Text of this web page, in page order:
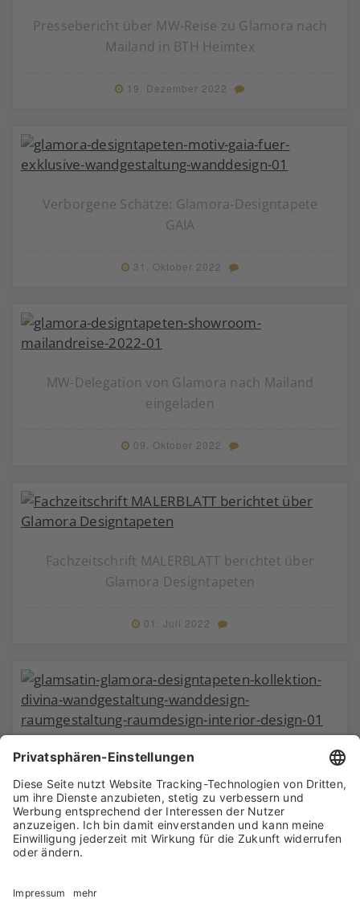
Pressebericht über MW-Reise zu Glamora nach
Mailand in BTH Heimtex
19. Dezember 2022
Verborgene Schätze: Glamora-Designtapete
GAIA
31. Oktober 2022
MW-Delegation von Glamora nach Mailand
eingeladen
09. Oktober 2022
Fachzeitschrift MALERBLATT berichtet über
Glamora Designtapeten
01. Juli 2022
NEU: GlamSatin, die perlmuttartige
Wandbekleidung von GLAMORA
04. Juni 2022